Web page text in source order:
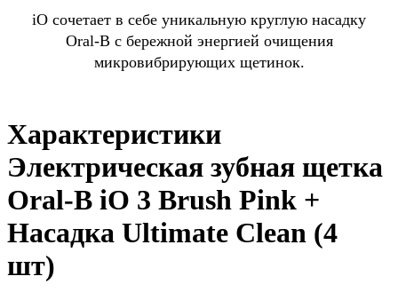
iO сочетает в себе уникальную круглую насадку
Oral-B с бережной энергией очищения
микровибрирующих щетинок.
Характеристики
Электрическая зубная щетка
Oral-B iO 3 Brush Pink +
Насадка Ultimate Clean (4
шт)